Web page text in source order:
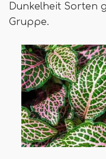
Dunkelheit Sorten
Gruppe.